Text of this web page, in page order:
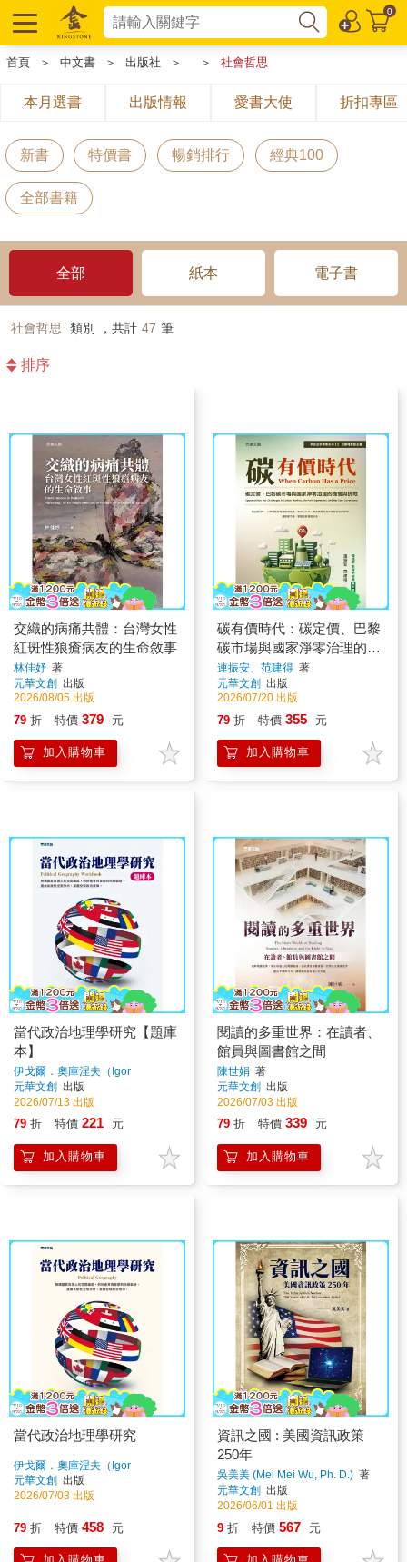
0
首頁 ＞ 中文書 ＞ 出版社 ＞ ＞ 社會哲思
本月選書 出版情報 愛書大使 折扣專區
新書 特價書 暢銷排行 經典100
全部書籍
全部 紙本 電子書
社會哲思 類別 ，共計 47 筆
排序
交織的病痛共體：台灣女性
紅斑性狼瘡病友的生命敘事
林佳妤 著
元華文創 出版
2026/08/05 出版
79 折 特價 379 元
加入購物車
碳有價時代：碳定價、巴黎
碳市場與國家淨零治理的機
會與挑戰
連振安、范建得 著
元華文創 出版
2026/07/20 出版
79 折 特價 355 元
加入購物車
當代政治地理學研究【題庫
本】
伊戈爾．奧庫涅夫（Igor
Okunev）、莉迪婭．日爾諾娃
（Lidia Zhirnova）
元華文創 出版
2026/07/13 出版
79 折 特價 221 元
加入購物車
閱讀的多重世界：在讀者、
館員與圖書館之間
陳世娟 著
元華文創 出版
2026/07/03 出版
79 折 特價 339 元
加入購物車
當代政治地理學研究
伊戈爾．奧庫涅夫（Igor
Okunev） 著
元華文創 出版
2026/07/03 出版
79 折 特價 458 元
資訊之國 : 美國資訊政策
250年
吳美美 (Mei Mei Wu, Ph. D.) 著
元華文創 出版
2026/06/01 出版
9 折 特價 567 元